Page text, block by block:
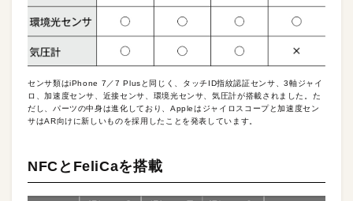
センサ類はiPhone 7／7 Plusと同じく、タッチID指紋認証センサ、3軸ジャイ
ロ、加速度センサ、近接センサ、環境光センサ、気圧計が搭載されました。た
だし、パーツの中身は進化しており、Appleはジャイロスコープと加速度セン
サはAR向けに新しいものを採用したことを発表しています。
NFCとFeliCaを搭載